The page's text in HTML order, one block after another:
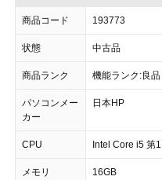
商品コード 193773
状態 中古品
商品ランク 機能ランク:良
パソコンメー
カー
日本HP
CPU Intel Core i5 第
メモリ 16GB